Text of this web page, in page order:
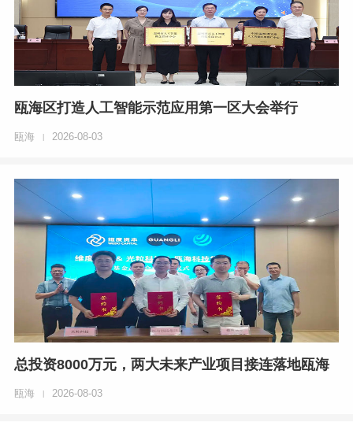
瓯海区打造人工智能示范应用第一区大会举行
瓯海 | 2026-08-03
总投资8000万元，两大未来产业项目接连落地瓯海
瓯海 | 2026-08-03